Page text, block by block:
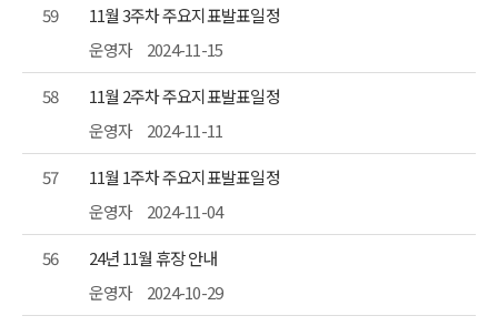
59
11월 3주차 주요지표발표일정
운영자
2024-11-15
58
11월 2주차 주요지표발표일정
운영자
2024-11-11
57
11월 1주차 주요지표발표일정
운영자
2024-11-04
56
24년 11월 휴장 안내
운영자
2024-10-29